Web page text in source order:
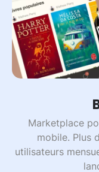
Marketplace
mobile. Plus
utilisateurs